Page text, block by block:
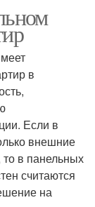
в
Если в
внешние
в панельных
считаются
на